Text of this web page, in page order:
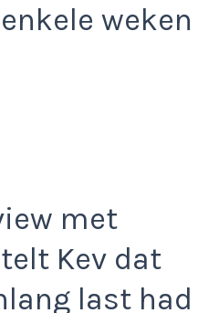
weken
met
Kev dat
last had